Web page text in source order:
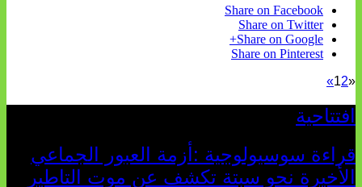
Share on Facebook
Share on Twitter
Share on Google+
Share on Pinterest
«
12
»
افتتاحية
قراءة سوسيولوجية :أزمة العبور الجماعي
الأخيرة نحو سبتة تكشف عن موت التاطير